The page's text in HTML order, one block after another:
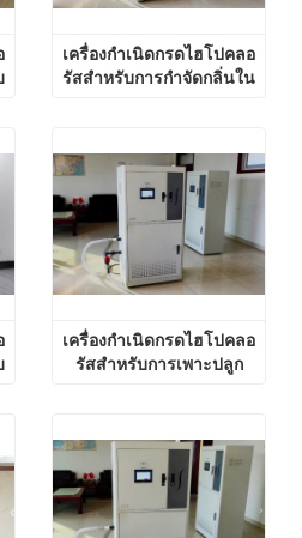
เครื่องกำเนิดกรดไฮโปคลอ
รัสสำหรับการกำจัดกลิ่นใน
เครื่องกำเนิดกรดไฮโปคลอ
รัสสำหรับการเพาะปลูก